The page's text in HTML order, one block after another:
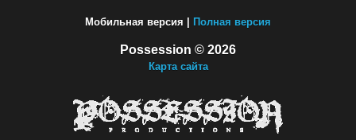
Мобильная версия | Полная версия
Possession © 2026
Карта сайта